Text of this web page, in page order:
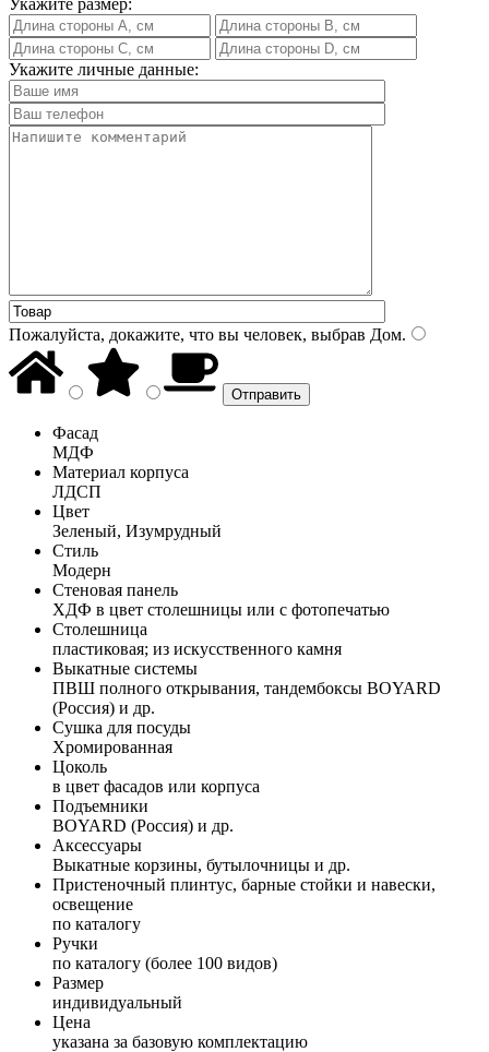
Укажите личные данные:
Пожалуйста, докажите, что вы человек, выбрав Дом.
Фасад
МДФ
Материал корпуса
ЛДСП
Цвет
Зеленый, Изумрудный
Стиль
Модерн
Стеновая панель
ХДФ в цвет столешницы или с фотопечатью
Столешница
пластиковая; из искусственного камня
Выкатные системы
ПВШ полного открывания, тандембоксы BOYARD
(Россия) и др.
Сушка для посуды
Хромированная
Цоколь
в цвет фасадов или корпуса
Подъемники
BOYARD (Россия) и др.
Аксессуары
Выкатные корзины, бутылочницы и др.
Пристеночный плинтус, барные стойки и навески,
освещение
по каталогу
Ручки
по каталогу (более 100 видов)
Размер
индивидуальный
Цена
указана за базовую комплектацию